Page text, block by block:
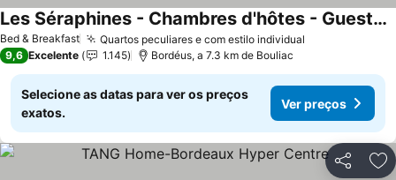
Bed & Breakfast Quartos peculiares e com estilo individual
Les Séraphines - Chambres d'hôtes - Guests house
9,6 Excelente 1.145 Bordéus, a 7.3 km de Bouliac
Selecione as datas para ver os preços
exatos.
Ver preços
Partilhar